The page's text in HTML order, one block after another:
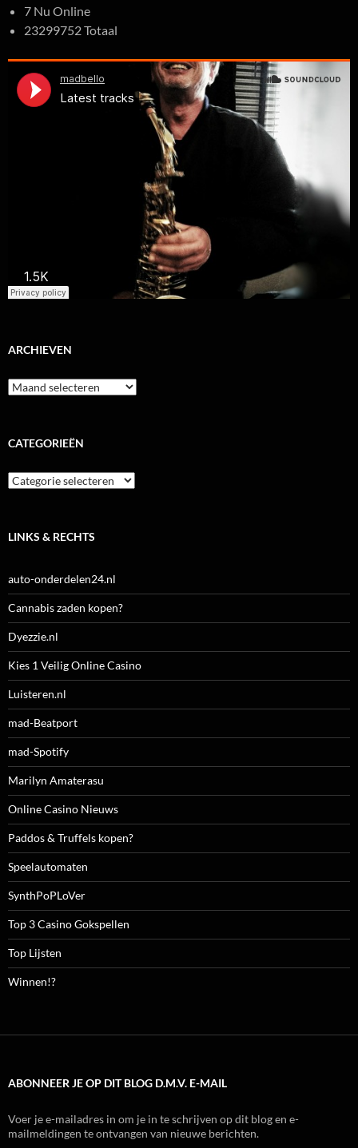
7 Nu Online
23299752 Totaal
ARCHIEVEN
Archieven
CATEGORIEËN
Categorieën
LINKS & RECHTS
auto-onderdelen24.nl
Cannabis zaden kopen?
Dyezzie.nl
Kies 1 Veilig Online Casino
Luisteren.nl
mad-Beatport
mad-Spotify
Marilyn Amaterasu
Online Casino Nieuws
Paddos & Truffels kopen?
Speelautomaten
SynthPoPLoVer
Top 3 Casino Gokspellen
Top Lijsten
Winnen!?
ABONNEER JE OP DIT BLOG D.M.V. E-MAIL
Voer je e-mailadres in om je in te schrijven op dit blog en e-
mailmeldingen te ontvangen van nieuwe berichten.